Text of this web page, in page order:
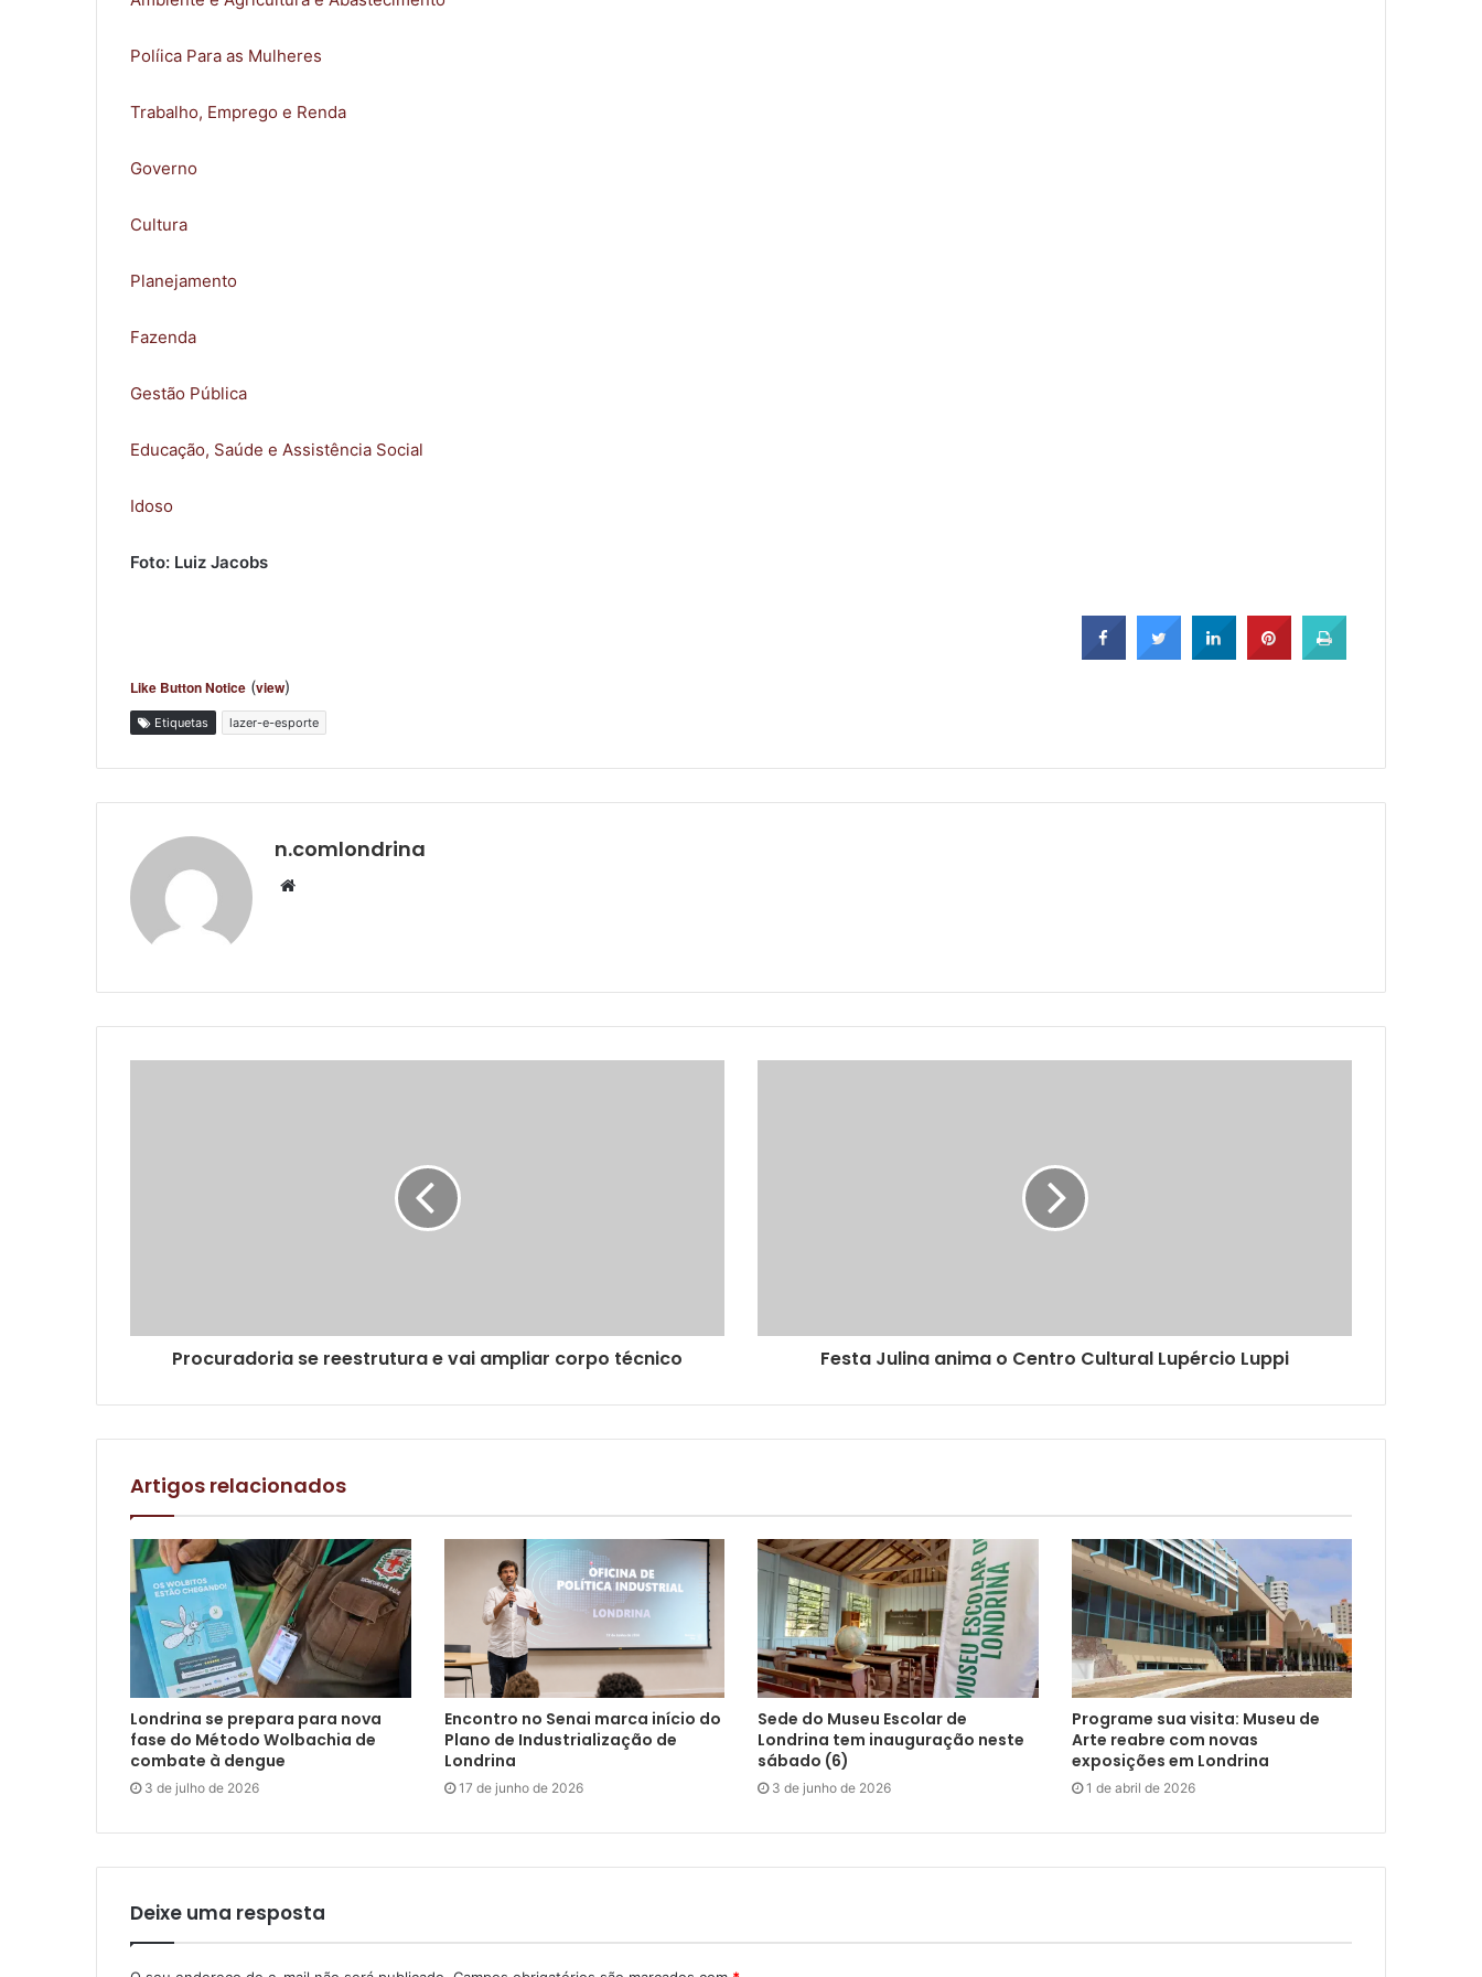
Políica Para as Mulheres
Trabalho, Emprego e Renda
Governo
Cultura
Planejamento
Fazenda
Gestão Pública
Educação, Saúde e Assistência Social
Idoso
Foto: Luiz Jacobs
Like Button Notice (view)
Etiquetas lazer-e-esporte
n.comlondrina
Website
Procuradoria se reestrutura e vai ampliar corpo técnico Festa Julina anima o Centro Cultural Lupércio Luppi
Artigos relacionados
Londrina se prepara para nova
fase do Método Wolbachia de
combate à dengue
3 de julho de 2026
Encontro no Senai marca início do
Plano de Industrialização de
Londrina
17 de junho de 2026
Sede do Museu Escolar de
Londrina tem inauguração neste
sábado (6)
3 de junho de 2026
Programe sua visita: Museu de
Arte reabre com novas
exposições em Londrina
1 de abril de 2026
Deixe uma resposta